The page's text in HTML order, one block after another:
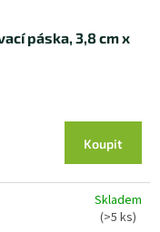
páska, 3,8 cm x
Koupit
Skladem
(>5 ks)